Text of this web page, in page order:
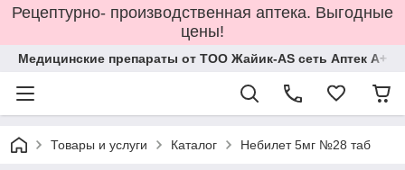
Рецептурно- производственная аптека. Выгодные
цены!
Медицинские препараты от ТОО Жайик-AS сеть Аптек А+
Товары и услуги Каталог Небилет 5мг №28 таб